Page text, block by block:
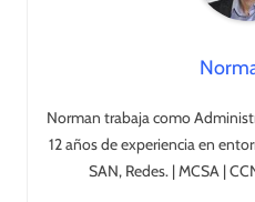
Norman trabaja como
12 años de experiencia en
SAN, Redes. | MCSA |